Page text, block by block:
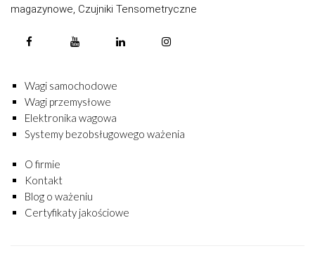
magazynowe, Czujniki Tensometryczne
Wagi samochodowe
Wagi przemysłowe
Elektronika wagowa
Systemy bezobsługowego ważenia
O firmie
Kontakt
Blog o ważeniu
Certyfikaty jakościowe